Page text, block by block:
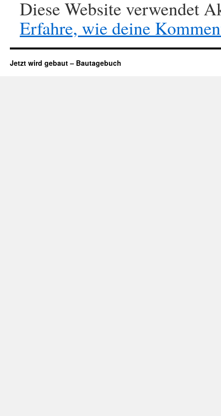
Diese Website verwendet
Erfahre, wie deine
Jetzt wird gebaut – Bautagebuch